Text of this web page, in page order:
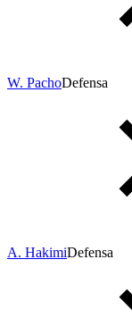
W. PachoDefensa
A. HakimiDefensa